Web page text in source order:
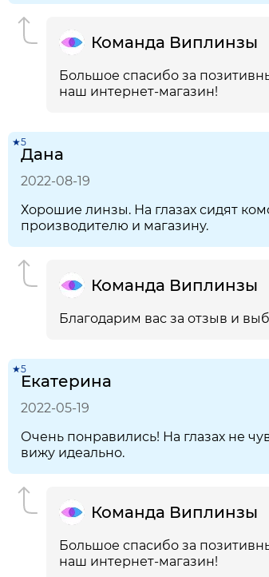
Команда Виплинзы
Большое спасибо за
наш интернет-магазин!
★5
Дана
2022-08-19
Хорошие линзы. На глазах сидят
производителю и магазину.
Команда Виплинзы
Благодарим вас за отзыв и
★5
Екатерина
2022-05-19
Очень понравились! На глазах не
вижу идеально.
Команда Виплинзы
Большое спасибо за
наш интернет-магазин!